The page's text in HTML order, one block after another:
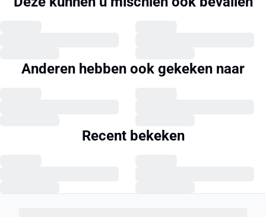
Anderen hebben ook gekeken naar
Recent bekeken